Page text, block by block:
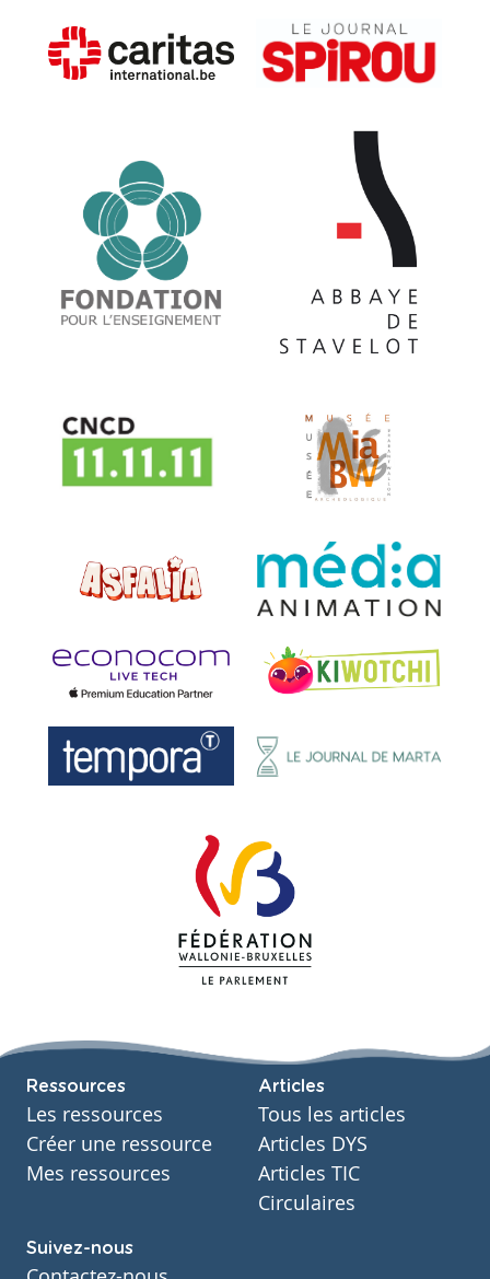
Ressources
Les ressources
Créer une ressource
Mes ressources
Articles
Tous les articles
Articles DYS
Articles TIC
Circulaires
Suivez-nous